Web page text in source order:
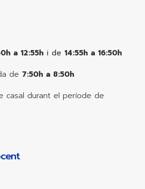
a 12:55h i de 14:55h a 16:50h
de 7:50h a 8:50h
casal durant el període de